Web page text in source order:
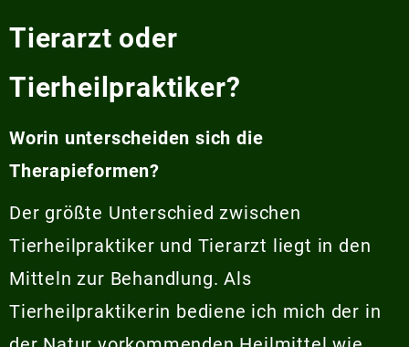
Tierarzt oder
Tierheilpraktiker?
Worin unterscheiden sich die
Therapieformen?
Der größte Unterschied zwischen
Tierheilpraktiker und Tierarzt liegt in den
Mitteln zur Behandlung. Als
Tierheilpraktikerin bediene ich mich der in